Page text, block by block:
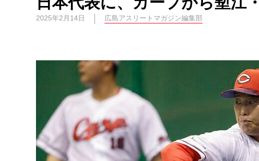
2025年2月14日 広島アスリートマガジン編集部